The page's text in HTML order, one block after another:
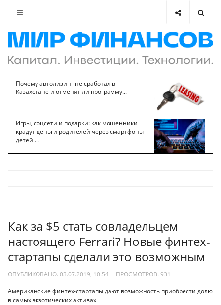
Почему автолизинг не сработал в
Казахстане и отменят ли программу...
Игры, соцсети и подарки: как мошенники
крадут деньги родителей через смартфоны
детей ...
Как за $5 стать совладельцем
настоящего Ferrari? Новые финтех-
стартапы сделали это возможным
ОПУБЛИКОВАНО: 03.07.2019, 10:54 ПРОСМОТРОВ: 931
Американские финтех-стартапы дают возможность приобрести долю
в самых экзотических активах